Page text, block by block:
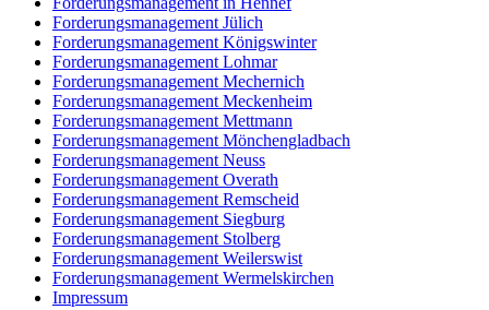
Forderungsmanagement Jülich
Forderungsmanagement Königswinter
Forderungsmanagement Lohmar
Forderungsmanagement Mechernich
Forderungsmanagement Meckenheim
Forderungsmanagement Mettmann
Forderungsmanagement Mönchengladbach
Forderungsmanagement Neuss
Forderungsmanagement Overath
Forderungsmanagement Remscheid
Forderungsmanagement Siegburg
Forderungsmanagement Stolberg
Forderungsmanagement Weilerswist
Forderungsmanagement Wermelskirchen
Impressum